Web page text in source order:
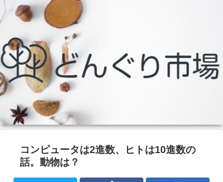
コンピュータは2進数、ヒトは10進数の
話。動物は？